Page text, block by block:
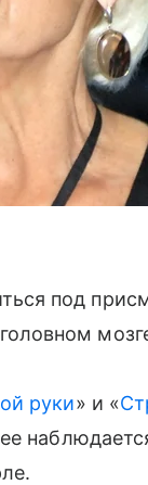
под
руки» и «